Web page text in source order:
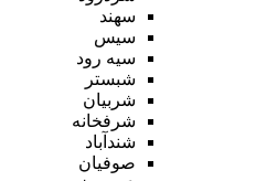
سهند
سیس
سیه رود
شبستر
شربیان
شرفخانه
شندآباد
صوفیان